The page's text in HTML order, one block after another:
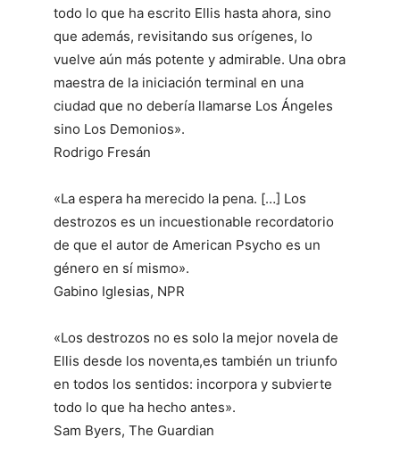
todo lo que ha escrito Ellis hasta ahora, sino
que además, revisitando sus orígenes, lo
vuelve aún más potente y admirable. Una obra
maestra de la iniciación terminal en una
ciudad que no debería llamarse Los Ángeles
sino Los Demonios».
Rodrigo Fresán
«La espera ha merecido la pena. […] Los
destrozos es un incuestionable recordatorio
de que el autor de American Psycho es un
género en sí mismo».
Gabino Iglesias, NPR
«Los destrozos no es solo la mejor novela de
Ellis desde los noventa,es también un triunfo
en todos los sentidos: incorpora y subvierte
todo lo que ha hecho antes».
Sam Byers, The Guardian